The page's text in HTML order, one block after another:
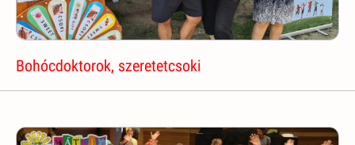
Bohócdoktorok, szeretetcsoki